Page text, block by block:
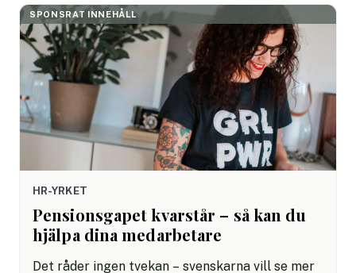
vi sju tips för sänkt sjukfrånvaro.
SPONSRAT INNEHÅLL
HR-YRKET
Pensionsgapet kvarstår – så kan du
hjälpa dina medarbetare
Det råder ingen tvekan – svenskarna vill se mer